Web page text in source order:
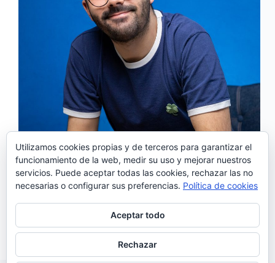
‘Sexta-Feira 13’ es el primer single de «Boa Sorte»,
el nuevo trabajo de João Couto que será lanzado el
próximo 1 de octubre. Escrito por João Couto y
producido por Pedro Pode (de S. Pedro y
doismileoito) «Boa Sorte» está…
Noemí Sánchez
25/08/2021
Utilizamos cookies propias y de terceros para garantizar el
funcionamiento de la web, medir su uso y mejorar nuestros
servicios. Puede aceptar todas las cookies, rechazar las no
necesarias o configurar sus preferencias. Política de cookies
Aceptar todo
Rechazar